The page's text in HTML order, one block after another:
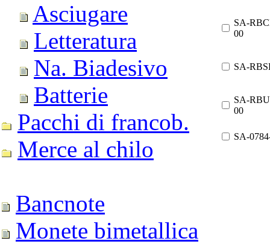
Asciugare
Letteratura
Na. Biadesivo
Batterie
Pacchi di francob.
Merce al chilo
Bancnote
Monete bimetallica
SA-
00
SA-
SA-
00
SA-